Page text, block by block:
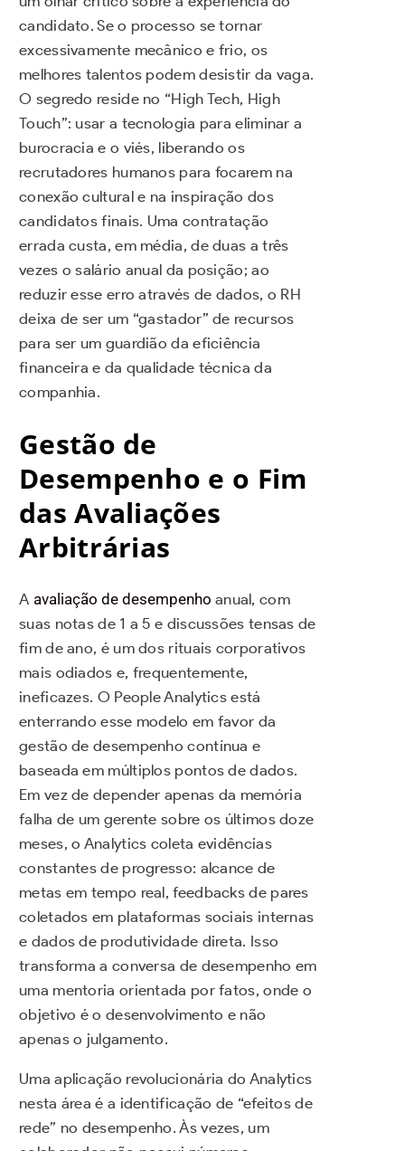
candidato. Se o processo se tornar
excessivamente mecânico e frio, os
melhores talentos podem desistir da vaga.
O segredo reside no “High Tech, High
Touch”: usar a tecnologia para eliminar a
burocracia e o viés, liberando os
recrutadores humanos para focarem na
conexão cultural e na inspiração dos
candidatos finais. Uma contratação
errada custa, em média, de duas a três
vezes o salário anual da posição; ao
reduzir esse erro através de dados, o RH
deixa de ser um “gastador” de recursos
para ser um guardião da eficiência
financeira e da qualidade técnica da
companhia.
Gestão de
Desempenho e o Fim
das Avaliações
Arbitrárias
A avaliação de desempenho anual, com
suas notas de 1 a 5 e discussões tensas de
fim de ano, é um dos rituais corporativos
mais odiados e, frequentemente,
ineficazes. O People Analytics está
enterrando esse modelo em favor da
gestão de desempenho contínua e
baseada em múltiplos pontos de dados.
Em vez de depender apenas da memória
falha de um gerente sobre os últimos doze
meses, o Analytics coleta evidências
constantes de progresso: alcance de
metas em tempo real, feedbacks de pares
coletados em plataformas sociais internas
e dados de produtividade direta. Isso
transforma a conversa de desempenho em
uma mentoria orientada por fatos, onde o
objetivo é o desenvolvimento e não
apenas o julgamento.
Uma aplicação revolucionária do Analytics
nesta área é a identificação de “efeitos de
rede” no desempenho. Às vezes, um